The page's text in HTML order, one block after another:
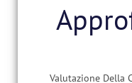
Valutazione Della